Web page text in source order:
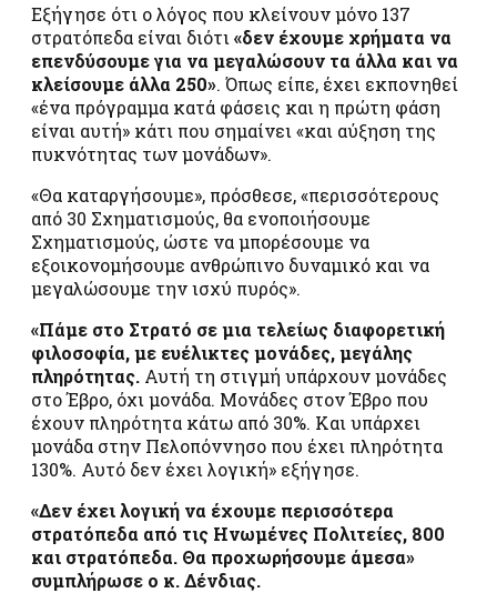
Εξήγησε ότι ο λόγος που κλείνουν μόνο 137
στρατόπεδα είναι διότι «δεν έχουμε χρήματα να
επενδύσουμε για να μεγαλώσουν τα άλλα και να
κλείσουμε άλλα 250». Όπως είπε, έχει εκπονηθεί
«ένα πρόγραμμα κατά φάσεις και η πρώτη φάση
είναι αυτή» κάτι που σημαίνει «και αύξηση της
πυκνότητας των μονάδων».
«Θα καταργήσουμε», πρόσθεσε, «περισσότερους
από 30 Σχηματισμούς, θα ενοποιήσουμε
Σχηματισμούς, ώστε να μπορέσουμε να
εξοικονομήσουμε ανθρώπινο δυναμικό και να
μεγαλώσουμε την ισχύ πυρός».
«Πάμε στο Στρατό σε μια τελείως διαφορετική
φιλοσοφία, με ευέλικτες μονάδες, μεγάλης
πληρότητας. Αυτή τη στιγμή υπάρχουν μονάδες
στο Έβρο, όχι μονάδα. Μονάδες στον Έβρο που
έχουν πληρότητα κάτω από 30%. Και υπάρχει
μονάδα στην Πελοπόννησο που έχει πληρότητα
130%. Αυτό δεν έχει λογική» εξήγησε.
«Δεν έχει λογική να έχουμε περισσότερα
στρατόπεδα από τις Ηνωμένες Πολιτείες, 800
και στρατόπεδα. Θα προχωρήσουμε άμεσα»
συμπλήρωσε ο κ. Δένδιας.